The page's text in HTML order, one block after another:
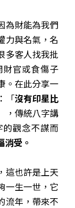
為財能為我們
力與名氣，名
多客人找我批
官或食傷子
。在此分享一
「沒有印星比
，傳統八字講
觀念不謀而
受。
這也許是上天
一生一世，它
流年，帶來不